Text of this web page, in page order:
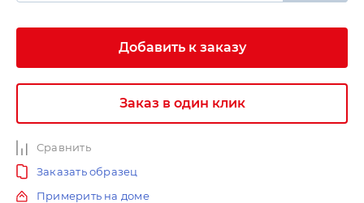
Добавить к заказу
Заказ в один клик
Сравнить
Заказать образец
Примерить на доме